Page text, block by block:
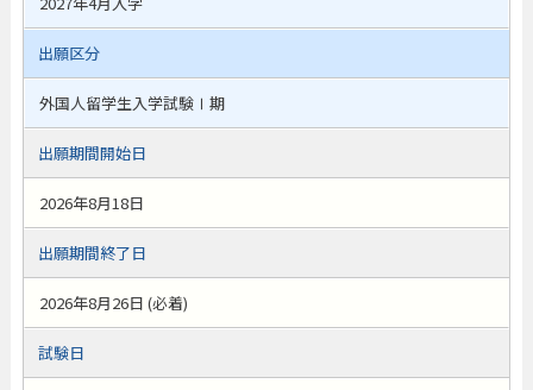
出願区分
外国人留学生入学試験Ⅰ期
出願期間開始日
2026年8月18日
出願期間終了日
2026年8月26日 (必着)
試験日